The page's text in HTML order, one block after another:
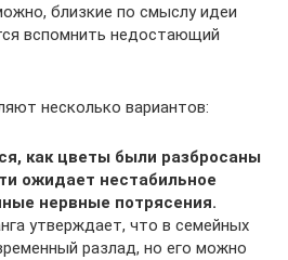
близкие по смыслу идеи
вспомнить недостающий
несколько вариантов:
как цветы были разбросаны
ожидает нестабильное
нервные потрясения.
утверждает, что в семейных
разлад, но его можно